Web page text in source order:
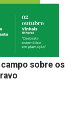
sobre os